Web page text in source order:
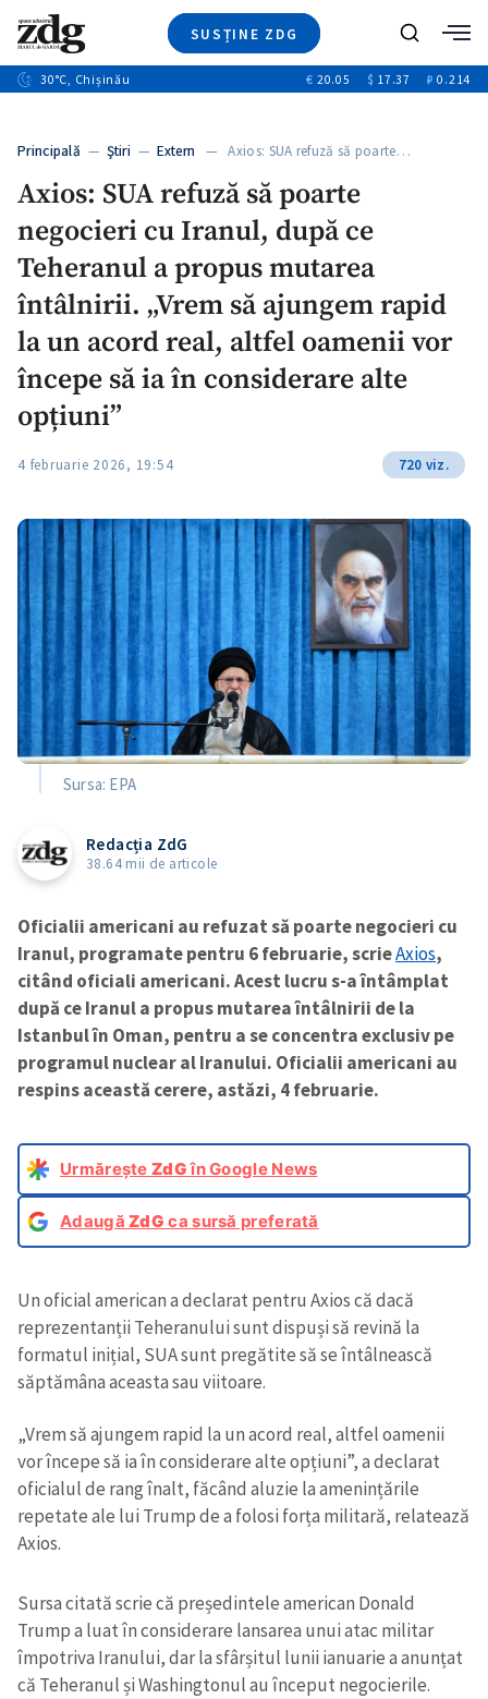
SUSȚINE ZDG
Ştiri
+10
Special
+1
Blog
+1
Caută
30°C, Chișinău € 20.05 $ 17.37 ₽ 0.214
Principală — Ştiri — Extern — Axios: SUA refuză să poarte…
Axios: SUA refuză să poarte
negocieri cu Iranul, după ce
Teheranul a propus mutarea
întâlnirii. „Vrem să ajungem rapid
la un acord real, altfel oamenii vor
începe să ia în considerare alte
opțiuni”
4 februarie 2026, 19:54 720 viz.
Sursa: EPA
Redacția ZdG
38.64 mii de articole
Oficialii americani au refuzat să poarte negocieri cu
Iranul, programate pentru 6 februarie, scrieAxios,
citând oficiali americani. Acest lucru s-a întâmplat
după ce Iranul a propus mutarea întâlnirii de la
Istanbul în Oman, pentru a se concentra exclusiv pe
programul nuclear al Iranului. Oficialii americani au
respins această cerere, astăzi, 4 februarie.
Urmărește ZdGîn Google News
AdaugăZdG ca sursă preferată
Un oficial american a declarat pentru Axios că dacă
reprezentanții Teheranului sunt dispuși să revină la
formatul inițial, SUA sunt pregătite să se întâlnească
săptămâna aceasta sau viitoare.
„Vrem să ajungem rapid la un acord real, altfel oamenii
vor începe să ia în considerare alte opțiuni”, a declarat
oficialul de rang înalt, făcând aluzie la amenințările
repetate ale lui Trump de a folosi forța militară, relatează
Axios.
Sursa citată scrie că președintele american Donald
Trump a luat în considerare lansarea unui atac militar
împotriva Iranului, dar la sfârșitul lunii ianuarie a anunțat
că Teheranul și Washingtonul au început negocierile.